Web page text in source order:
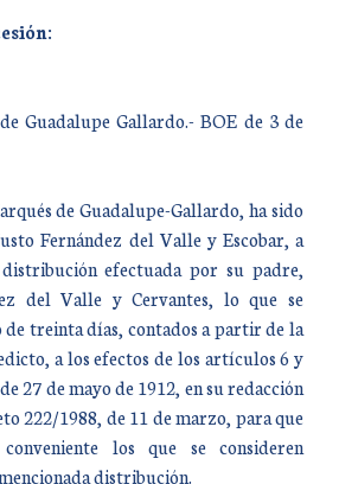
Guadalupe Gallardo.- BOE de 3 de
de Guadalupe-Gallardo, ha sido
Fernández del Valle y Escobar, a
efectuada por su padre,
del Valle y Cervantes, lo que se
treinta días, contados a partir de la
a los efectos de los artículos 6 y
27 de mayo de 1912, en su redacción
222/1988, de 11 de marzo, para que
los que se consideren
distribución.